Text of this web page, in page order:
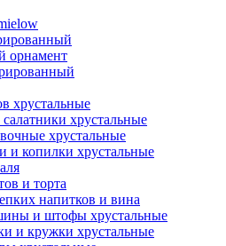
орнамент
хрустальные
хрустальные
хрустальные
и копилки хрустальные
и торта
напитков и вина
и штофы хрустальные
и кружки хрустальные